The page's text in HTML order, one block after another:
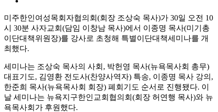
미주한인여성목회자협의회(회장 조상숙 목사)가 30일 오전 10
시 30분 사자교회(담임 이창남 목사)에서 이종명 목사(미기총
이단대책위원장)를 강사로 초청해 특별이단대책세미나를 개
최했다.
세미나는 조상숙 목사의 사회, 박헌영 목사(뉴욕목사회 총무)
대표기도, 김영환 전도사(찬양사역자) 특송, 이종명 목사 강의,
한준희 목사(뉴욕목사회 회장) 폐회기도 순서로 진행됐다. 이
날 세미나는 뉴욕지구한인교회협의회(회장 허연행 목사)와 뉴
욕목사회가 후원했다.